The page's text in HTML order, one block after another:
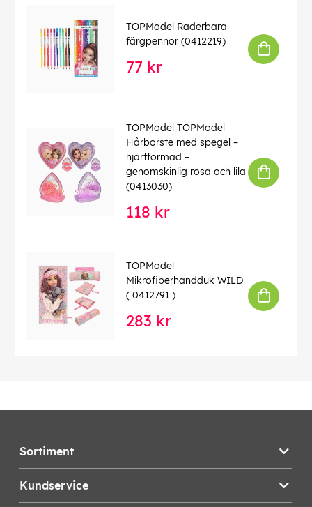
TOPModel Raderbara
färgpennor (0412219)
77 kr
TOPModel TOPModel
Hårborste med spegel –
hjärtformad –
genomskinlig rosa och lila
(0413030)
118 kr
TOPModel
Mikrofiberhandduk WILD
( 0412791 )
283 kr
Sortiment
Kundservice